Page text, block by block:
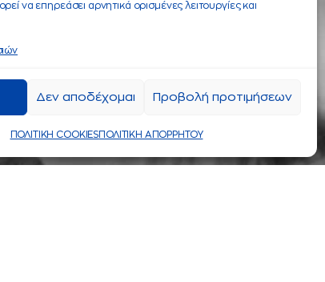
να επηρεάσει αρνητικά ορισμένες λειτουργίες και
Δεν αποδέχομαι Προβολή προτιμήσεων
ΠΟΛΙΤΙΚΗ COOKIESΠΟΛΙΤΙΚΗ ΑΠΟΡΡΗΤΟΥ